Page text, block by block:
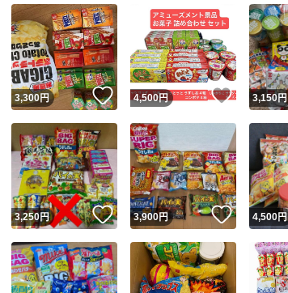
いいね！
3,300円 いいね！
4,500円 いいね！
3,150円
いね！
3,250円 いいね！
3,900円 いいね！
4,500円